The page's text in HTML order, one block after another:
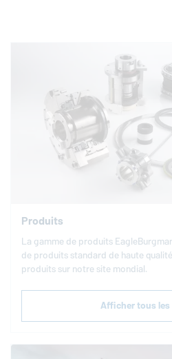
Produits
La gamme de produits
de produits standard de haute
produits sur notre site mondial.
Afficher tous